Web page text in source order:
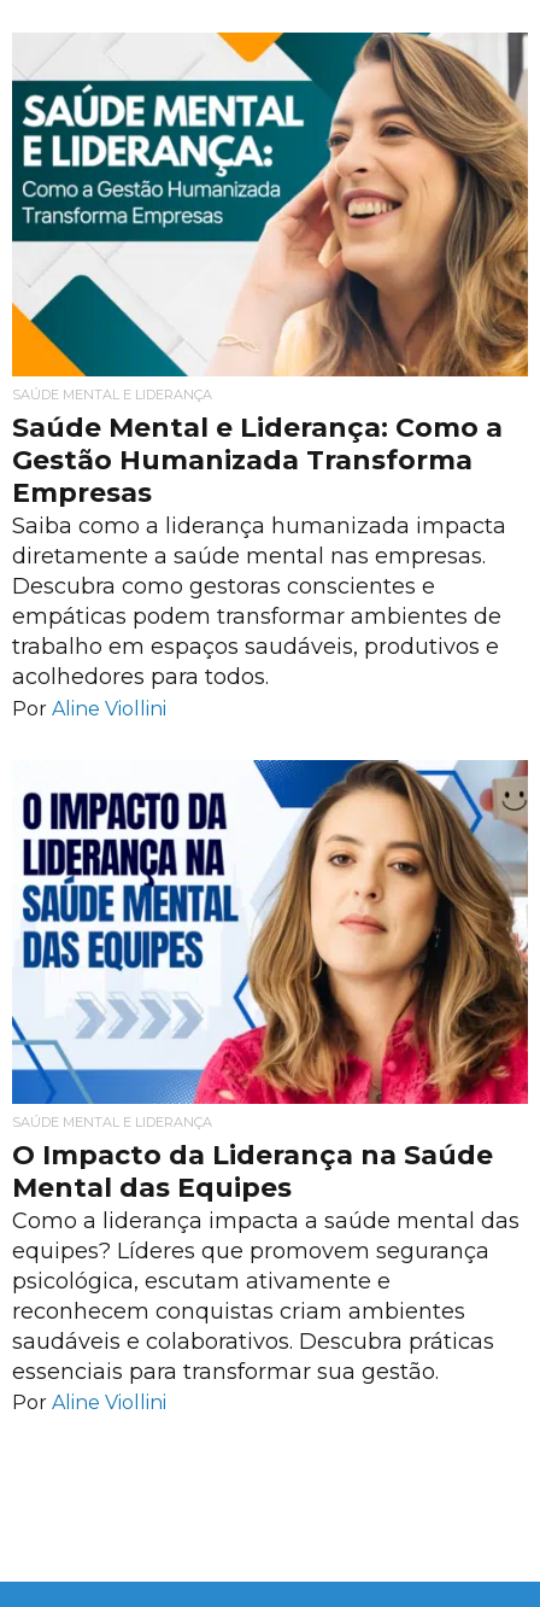
SAÚDE MENTAL E LIDERANÇA
Saúde Mental e Liderança: Como a
Gestão Humanizada Transforma
Empresas
Saiba como a liderança humanizada impacta
diretamente a saúde mental nas empresas.
Descubra como gestoras conscientes e
empáticas podem transformar ambientes de
trabalho em espaços saudáveis, produtivos e
acolhedores para todos.
Por Aline Viollini
SAÚDE MENTAL E LIDERANÇA
O Impacto da Liderança na Saúde
Mental das Equipes
Como a liderança impacta a saúde mental das
equipes? Líderes que promovem segurança
psicológica, escutam ativamente e
reconhecem conquistas criam ambientes
saudáveis e colaborativos. Descubra práticas
essenciais para transformar sua gestão.
Por Aline Viollini